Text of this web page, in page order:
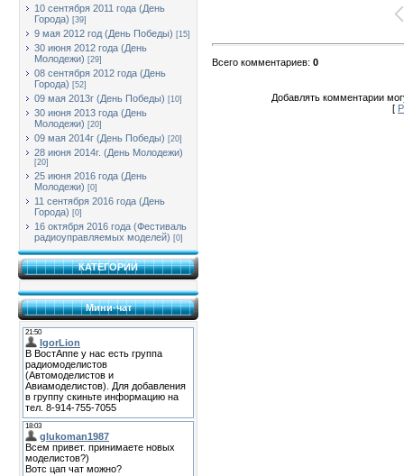
10 сентября 2011 года (День
Города) [39]
9 мая 2012 год (День Победы) [15]
30 июня 2012 года (День
Молодежи) [29]
08 сентября 2012 года (День
Города) [52]
09 мая 2013г (День Победы) [10]
30 июня 2013 года (День
Молодежи) [20]
09 мая 2014г (День Победы) [20]
28 июня 2014г. (День Молодежи)
[20]
25 июня 2016 года (День
Молодежи) [0]
11 сентября 2016 года (День
Города) [0]
16 октября 2016 года (Фестиваль
радиоуправляемых моделей) [0]
КАТЕГОРИИ
Мини-чат
Всего комментариев: 0
Добавлять комментарии
[